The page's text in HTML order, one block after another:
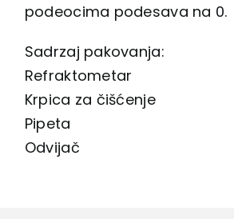
podeocima podesava na 0.
Sadrzaj pakovanja:
Refraktometar
Krpica za čišćenje
Pipeta
Odvijač